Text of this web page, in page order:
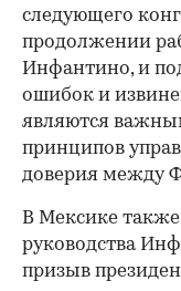
следующего
продолжении
Инфантино, и
ошибок и
являются
принципов
доверия между
В Мексике
руководства
призыв